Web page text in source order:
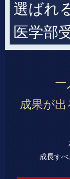
選ばれ
医学部
一
成果が
成長す